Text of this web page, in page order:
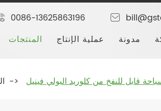
0086-13625863196
المنتجات
عملية الإنتاج مدونة
قابل للنفخ من كلوريد البولي فينيل